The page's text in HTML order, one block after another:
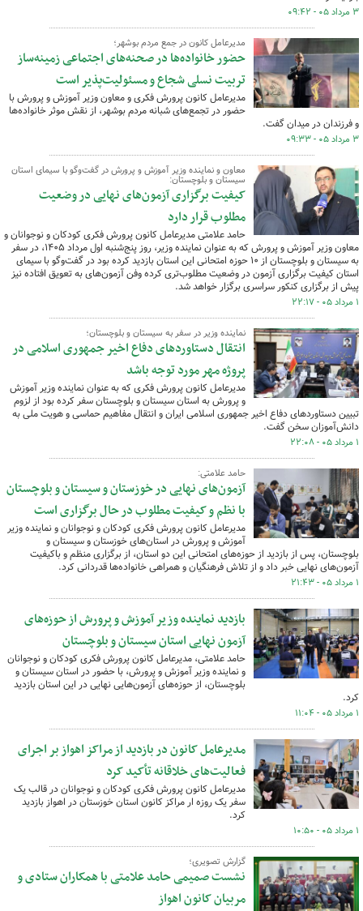
۳ مرداد ۰۵ - ۰۹:۴۲
مدیرعامل کانون در جمع مردم بوشهر؛
حضور خانواده‌ها در صحنه‌های اجتماعی زمینه‌ساز
تربیت نسلی شجاع و مسئولیت‌پذیر است
مدیرعامل کانون پرورش فکری و معاون وزیر آموزش و پرورش با
حضور در تجمع‌های شبانه مردم بوشهر، از نقش موثر خانواده‌ها
و فرزندان در میدان گفت.
۳ مرداد ۰۵ - ۰۹:۳۳
معاون و نماینده وزیر آموزش و پرورش در گفت‌وگو با سیمای استان
سیستان و بلوچستان:
کیفیت برگزاری آزمون‌های نهایی در وضعیت
مطلوب قرار دارد
حامد علامتی مدیرعامل کانون پرورش فکری کودکان و نوجوانان و
معاون وزیر آموزش و پرورش که به عنوان نماینده وزیر، روز پنج‌شنبه اول مرداد ۱۴۰۵، در سفر
به سیستان و بلوچستان از ۱۰ حوزه امتحانی این استان بازدید کرده بود در گفت‌وگو با سیمای
استان کیفیت برگزاری آزمون در وضعیت مطلوب‌تری کرده وفن آزمون‌های به تعویق افتاده نیز
پیش از برگزاری کنکور سراسری برگزار خواهد شد.
۱ مرداد ۰۵ - ۲۲:۱۷
نماینده وزیر در سفر به سیستان و بلوچستان؛
انتقال دستاوردهای دفاع اخیر جمهوری اسلامی در
پروژه مهر مورد توجه باشد
مدیرعامل کانون پرورش فکری که به عنوان نماینده وزیر آموزش
و پرورش به استان سیستان و بلوچستان سفر کرده بود از لزوم
تبیین دستاوردهای دفاع اخیر جمهوری اسلامی ایران و انتقال مفاهیم حماسی و هویت ملی به
دانش‌آموزان سخن گفت.
۱ مرداد ۰۵ - ۲۲:۰۸
حامد علامتی:
آزمون‌های نهایی در خوزستان و سیستان و بلوچستان
با نظم و کیفیت مطلوب در حال برگزاری است
مدیرعامل کانون پرورش فکری کودکان و نوجوانان و نماینده وزیر
آموزش و پرورش در استان‌های خوزستان و سیستان و
بلوچستان، پس از بازدید از حوزه‌های امتحانی این دو استان، از برگزاری منظم و باکیفیت
آزمون‌های نهایی خبر داد و از تلاش فرهنگیان و همراهی خانواده‌ها قدردانی کرد.
۱ مرداد ۰۵ - ۲۱:۴۳
بازدید نماینده وزیر آموزش و پرورش از حوزه‌های
آزمون‌ نهایی استان سیستان و بلوچستان
حامد علامتی، مدیرعامل کانون پرورش فکری کودکان و نوجوانان
و نماینده وزیر آموزش و پرورش، با حضور در استان سیستان و
بلوچستان، از حوزه‌های آزمون‌هایی نهایی در این استان بازدید
کرد.
۱ مرداد ۰۵ - ۱۱:۰۴
مدیرعامل کانون در بازدید از مراکز اهواز بر اجرای
فعالیت‌های خلاقانه تأکید کرد
مدیرعامل کانون پرورش فکری کودکان و نوجوانان در قالب یک
سفر یک روزه ار مراکز کانون استان خوزستان در اهواز بازدید
کرد.
۱ مرداد ۰۵ - ۱۰:۵۰
گزارش تصویری؛
نشست صمیمی حامد علامتی با همکاران ستادی و
مربیان کانون اهواز